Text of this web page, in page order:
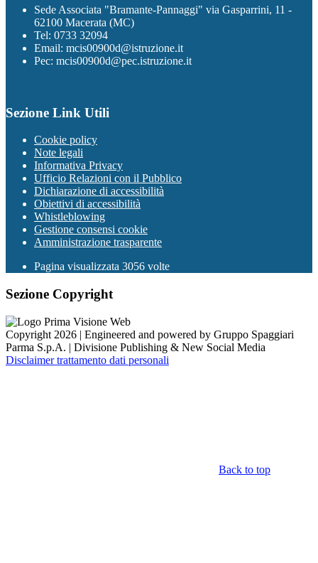
Sede Associata "Bramante-Pannaggi" via Gasparrini, 11 -
62100 Macerata (MC)
Tel: 0733 32094
Email: mcis00900d@istruzione.it
Pec: mcis00900d@pec.istruzione.it
Sezione Link Utili
Cookie policy
Note legali
Informativa Privacy
Ufficio Relazioni con il Pubblico
Dichiarazione di accessibilità
Obiettivi di accessibilità
Whistleblowing
Gestione consensi cookie
Amministrazione trasparente
Pagina visualizzata 3056 volte
Sezione Copyright
Copyright 2026 | Engineered and powered by Gruppo Spaggiari
Parma S.p.A. | Divisione Publishing & New Social Media
Disclaimer trattamento dati personali
Back to top